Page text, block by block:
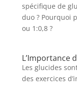
spécifique de
duo ? Pourquoi
ou 1:0,8 ?
L’Importance
Les glucides
des exercices